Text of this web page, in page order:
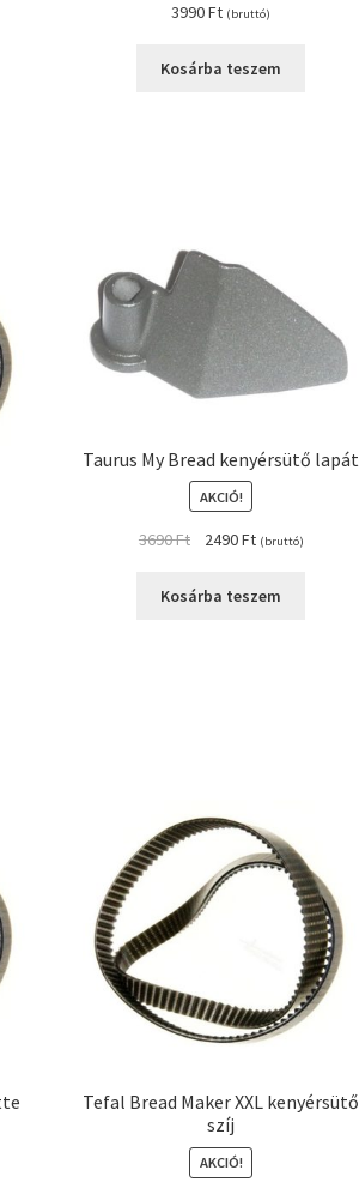
3990Ft (bruttó)
Kosárba teszem
Taurus My Bread kenyérsütő lapát
AKCIÓ!
3690Ft
Original
was:
2490FtCurrent
is:
(bruttó)
Kosárba teszem
Tefal Bread Maker XXL kenyérsütő
szíj
AKCIÓ!